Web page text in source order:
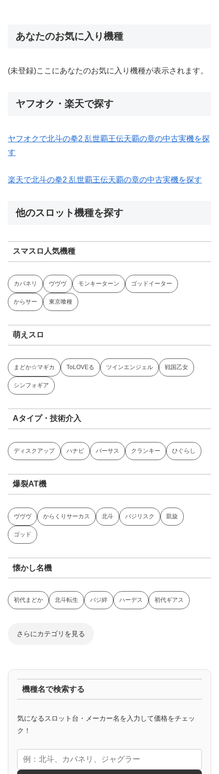
あなたのお気に入り機種
(未登録)ここにあなたのお気に入り機種が表示されます。
ヤフオク・楽天で探す
ヤフオクで北斗の拳2 乱世覇王伝天覇の章の中古実機を探
す
楽天で北斗の拳2 乱世覇王伝天覇の章の中古実機を探す
他のスロット機種を探す
スマスロ人気機種
カバネリ ヴヴヴ モンキーターン ゴッドイーター
からサー 東京喰種
萌えスロ
まどか☆マギカ ToLOVEる ツインエンジェル 戦国乙女
シンフォギア
Aタイプ・技術介入
ディスクアップ ハナビ バーサス クランキー ひぐらし
爆裂AT機
ヴヴヴ からくりサーカス 北斗 バジリスク 凱旋
ゴッド
懐かし名機
初代まどか 北斗転生 バジ絆 ハーデス 初代ギアス
さらにカテゴリを見る
マイジャグ ファンキー アイム ゴージャグ ハッピー
アニメタイアップ
エヴァ コードギアス 化物語 炎炎ノ消防隊
機種名で検索する
気になるスロット台・メーカー名を入力して価格をチェッ
ク！